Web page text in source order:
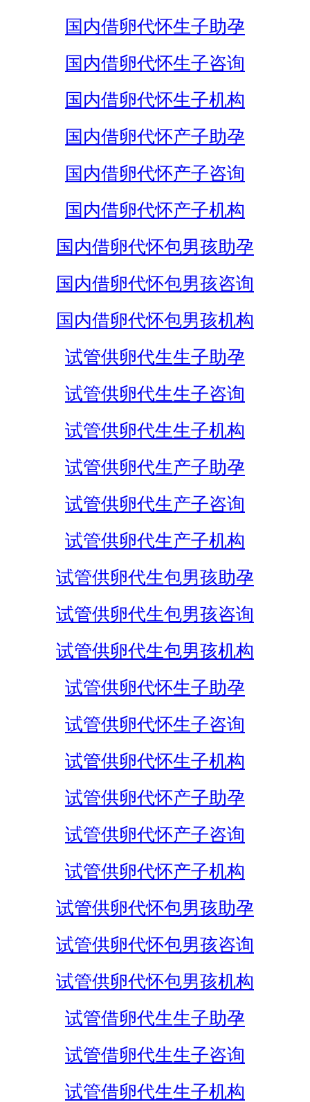
国内借卵代怀生子助孕
国内借卵代怀生子咨询
国内借卵代怀生子机构
国内借卵代怀产子助孕
国内借卵代怀产子咨询
国内借卵代怀产子机构
国内借卵代怀包男孩助孕
国内借卵代怀包男孩咨询
国内借卵代怀包男孩机构
试管供卵代生生子助孕
试管供卵代生生子咨询
试管供卵代生生子机构
试管供卵代生产子助孕
试管供卵代生产子咨询
试管供卵代生产子机构
试管供卵代生包男孩助孕
试管供卵代生包男孩咨询
试管供卵代生包男孩机构
试管供卵代怀生子助孕
试管供卵代怀生子咨询
试管供卵代怀生子机构
试管供卵代怀产子助孕
试管供卵代怀产子咨询
试管供卵代怀产子机构
试管供卵代怀包男孩助孕
试管供卵代怀包男孩咨询
试管供卵代怀包男孩机构
试管借卵代生生子助孕
试管借卵代生生子咨询
试管借卵代生生子机构